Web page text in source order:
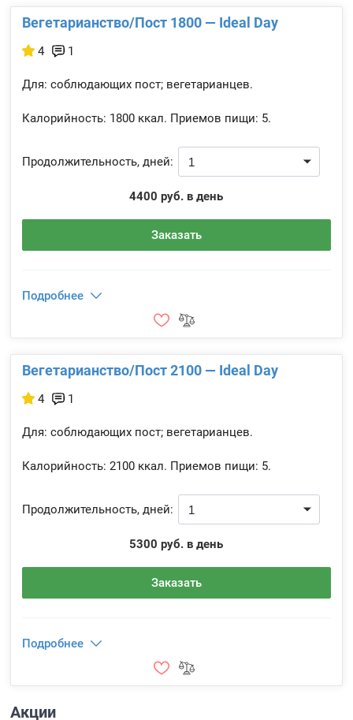
Вегетарианство/Пост 1800 — Ideal Day
4 1
Для: соблюдающих пост; вегетарианцев.
Калорийность: 1800 ккал. Приемов пищи: 5.
Продолжительность, дней:
4400 руб. в день
Заказать
Подробнее
Вегетарианство/Пост 2100 — Ideal Day
4 1
Для: соблюдающих пост; вегетарианцев.
Калорийность: 2100 ккал. Приемов пищи: 5.
Продолжительность, дней:
5300 руб. в день
Заказать
Подробнее
Акции